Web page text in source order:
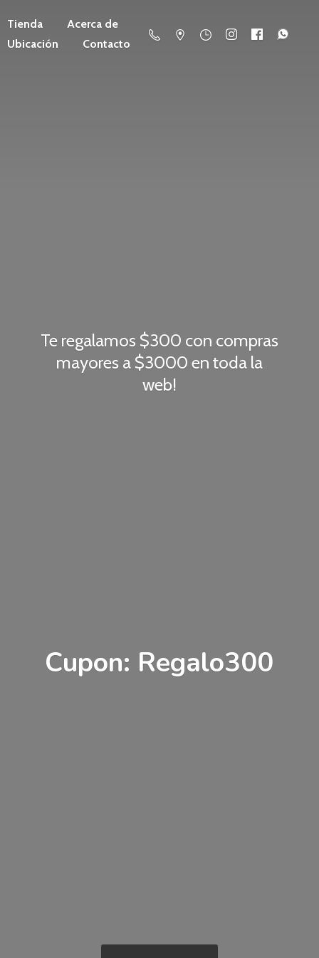
Tienda
Acerca de
Ubicación
Contacto
Cupon: Regalo300
Te regalamos $300 con compras
mayores a $3000 en toda la
web!